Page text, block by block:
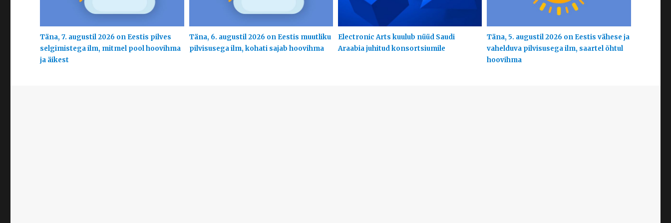
Täna, 7. augustil 2026 on Eestis pilves
selgimistega ilm, mitmel pool hoovihma
ja äikest
Täna, 6. augustil 2026 on Eestis muutliku
pilvisusega ilm, kohati sajab hoovihma
Electronic Arts kuulub nüüd Saudi
Araabia juhitud konsortsiumile
Täna, 5. augustil 2026 on Eestis vähese ja
vahelduva pilvisusega ilm, saartel õhtul
hoovihma